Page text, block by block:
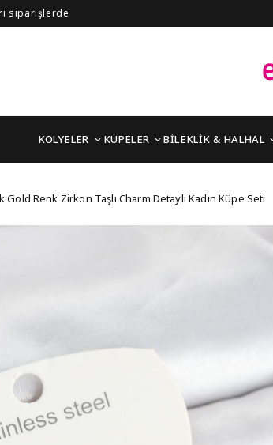
siparişlerde
KOLYELER KÜPELER BİLEKLİK & HALHAL
Renk Zirkon
Gold Renk Zirkon Taşlı Charm Detaylı Kadın Küpe Seti